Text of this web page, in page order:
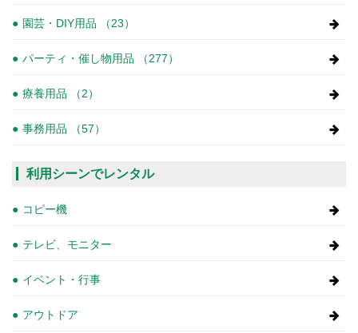
園芸・DIY用品 （23）
パーティ・催し物用品 （277）
療養用品 （2）
事務用品 （57）
利用シーンでレンタル
コピー機
テレビ、モニター
イベント・行事
アウトドア